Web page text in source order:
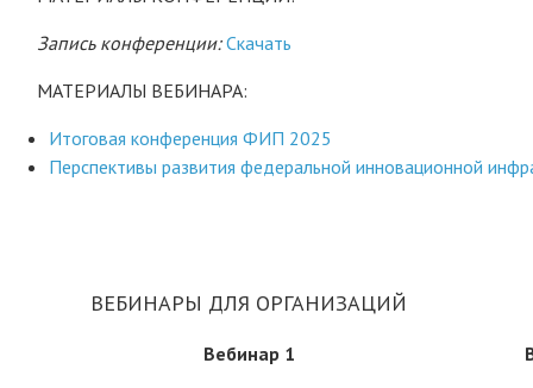
Запись конференции: Скачать
МАТЕРИАЛЫ ВЕБИНАРА:
Итоговая конференция ФИП 2025
Перспективы развития федеральной инновационной
ВЕБИНАРЫ ДЛЯ ОРГАНИЗАЦИЙ
Вебинар 1